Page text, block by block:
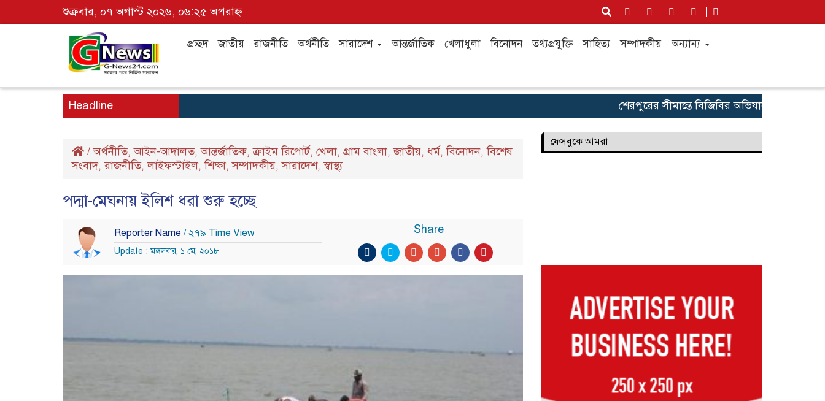
শুক্রবার, ০৭ অগাস্ট ২০২৬, ০৬:২৫ অপরাহ্ন
প্রচ্ছদ জাতীয় রাজনীতি অর্থনীতি সারাদেশ আন্তর্জাতিক খেলাধুলা বিনোদন তথ্যপ্রযুক্তি সাহিত্য সম্পাদকীয় অন্যান্য
Headline শেরপুরের সীমান্তে বিজিবির অভিযানে প্রায় কোটি
/অর্থনীতি,আইন-আদালত,আন্তর্জাতিক,ক্রাইম রিপোর্ট, খেলা, গ্রাম বাংলা,জাতীয়, ধর্ম,বিনোদন,বিশেষ
সংবাদ,রাজনীতি,লাইফস্টাইল,শিক্ষা,সম্পাদকীয়,সারাদেশ,স্বাস্থ্য
পদ্মা-মেঘনায় ইলিশ ধরা শুরু হচ্ছে
Reporter Name / ২৭৯ Time View
Update : মঙ্গলবার, ১ মে, ২০১৮
Share
ফেসবুকে আমরা